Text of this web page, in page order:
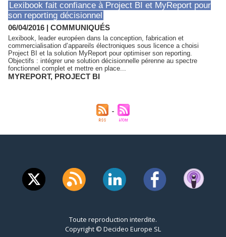
Lexibook fait confiance à Project BI et MyReport pour
son reporting décisionnel
06/04/2016 | COMMUNIQUÉS
Lexibook, leader européen dans la conception, fabrication et
commercialisation d’appareils électroniques sous licence a choisi
Project BI et la solution MyReport pour optimiser son reporting.
Objectifs : intégrer une solution décisionnelle pérenne au spectre
fonctionnel complet et mettre en place...
MYREPORT, PROJECT BI
Toute reproduction interdite.
Copyright © Decideo Europe SL